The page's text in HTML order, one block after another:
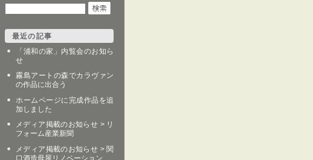
最近の記事
「浦和の家」内覧会のお知ら
せ
霧島アートの森でカラヴァン
の作品に出合う
ホームページに完成作品を追
加しました
メディア掲載のお知らせ > リ
フォーム産業新聞
メディア掲載のお知らせ > 関
口酒造母屋リノベーション